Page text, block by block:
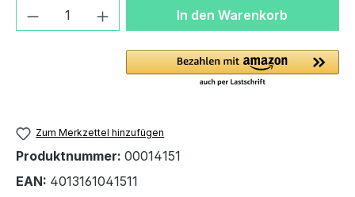
Produkt Anzahl: Gib denIn den Warenkorb
Zum Merkzettel hinzufügen
Produktnummer: 00014151
EAN: 4013161041511